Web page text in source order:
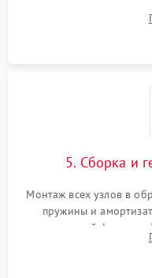
или
5. Сборка и
Монтаж всех узлов в
пружины и
надежной
герметиком для